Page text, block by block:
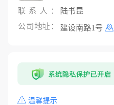
联系人：
陆书昆
公司地址：
建设南路1号
温馨提示